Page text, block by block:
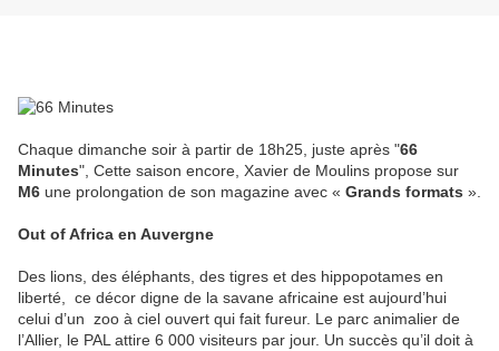
Chaque dimanche soir à partir de 18h25, juste après "66
Minutes", Cette saison encore, Xavier de Moulins propose sur
M6 une prolongation de son magazine avec « Grands formats ».
Out of Africa en Auvergne
Des lions, des éléphants, des tigres et des hippopotames en
liberté, ce décor digne de la savane africaine est aujourd’hui
celui d’un zoo à ciel ouvert qui fait fureur. Le parc animalier de
l’Allier, le PAL attire 6 000 visiteurs par jour. Un succès qu’il doit à